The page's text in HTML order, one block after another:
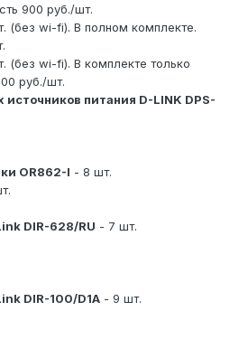
900 руб./шт.
(без wi-fi). В полном комплекте.
(без wi-fi). В комплекте только
руб./шт.
питания D-LINK DPS-
OR862-I - 8 шт.
DIR-628/RU - 7 шт.
DIR-100/D1A - 9 шт.